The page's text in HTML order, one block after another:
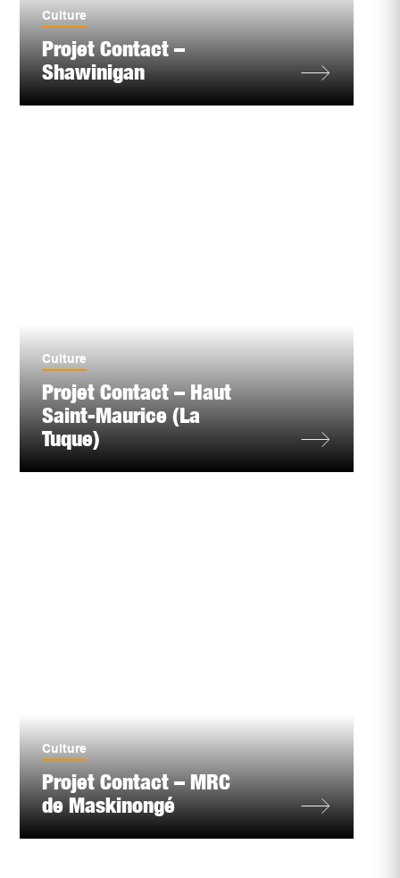
Culture
Projet Contact –
Shawinigan
Culture
Projet Contact – Haut
Saint-Maurice (La
Tuque)
Culture
Projet Contact – MRC
de Maskinongé